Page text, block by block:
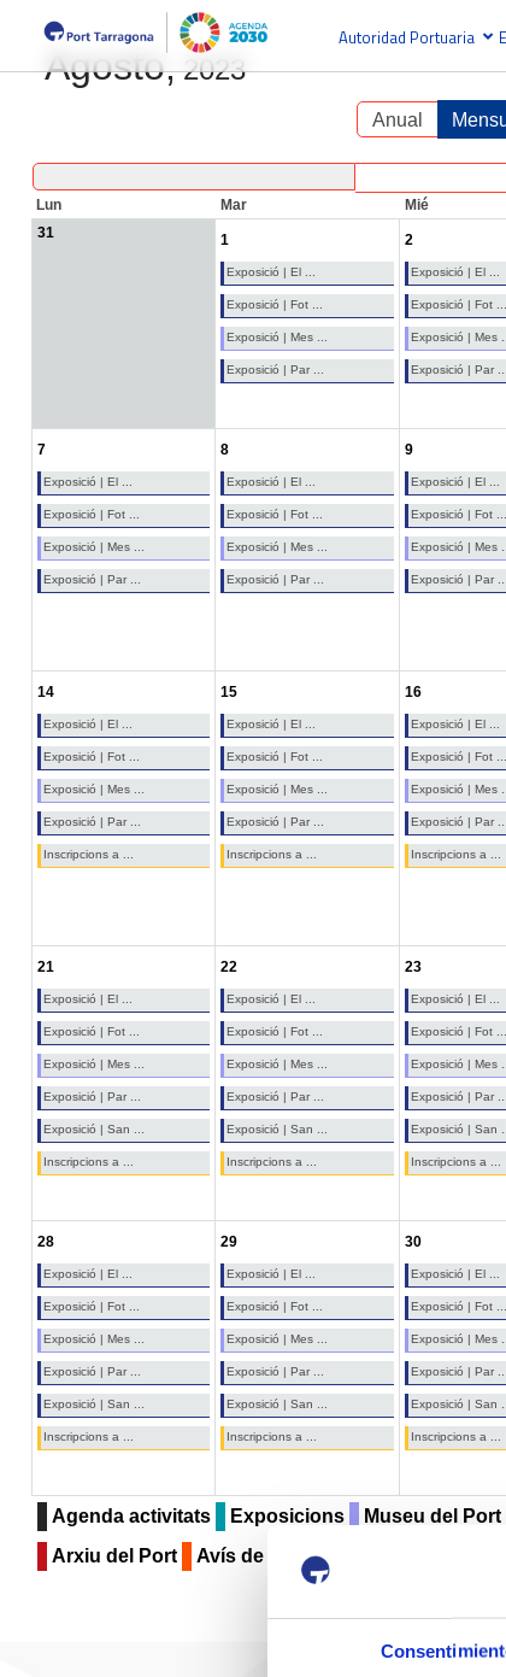
Autoridad Portuaria
Agosto, 2023
Anual
Lun Mar Mié
31
1
Exposició | El ...
Exposició | Fot ...
Exposició | Mes ...
Exposició | Par ...
2
Exposició | El ...
Exposició | Fot ...
Exposició | Mes ...
Exposició | Par ...
7
Exposició | El ...
Exposició | Fot ...
Exposició | Mes ...
Exposició | Par ...
8
Exposició | El ...
Exposició | Fot ...
Exposició | Mes ...
Exposició | Par ...
9
Exposició | El ...
Exposició | Fot ...
Exposició | Mes ...
Exposició | Par ...
14
Exposició | El ...
Exposició | Fot ...
Exposició | Mes ...
Exposició | Par ...
Inscripcions a ...
15
Exposició | El ...
Exposició | Fot ...
Exposició | Mes ...
Exposició | Par ...
Inscripcions a ...
16
Exposició | El ...
Exposició | Fot ...
Exposició | Mes ...
Exposició | Par ...
Inscripcions a ...
21
Exposició | El ...
Exposició | Fot ...
Exposició | Mes ...
Exposició | Par ...
Exposició | San ...
Inscripcions a ...
22
Exposició | El ...
Exposició | Fot ...
Exposició | Mes ...
Exposició | Par ...
Exposició | San ...
Inscripcions a ...
23
Exposició | El ...
Exposició | Fot ...
Exposició | Mes ...
Exposició | Par ...
Exposició | San ...
Inscripcions a ...
28
Exposició | El ...
Exposició | Fot ...
Exposició | Mes ...
Exposició | Par ...
Exposició | San ...
Inscripcions a ...
29
Exposició | El ...
Exposició | Fot ...
Exposició | Mes ...
Exposició | Par ...
Exposició | San ...
Inscripcions a ...
30
Exposició | El ...
Exposició | Fot ...
Exposició | Mes ...
Exposició | Par ...
Exposició | San ...
Inscripcions a ...
Agenda activitats Exposicions Museu del Port
Arxiu del Port
Avís de circulació